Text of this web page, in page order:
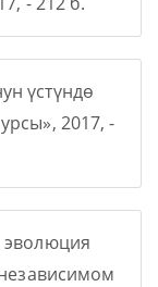
үстүндө
2017, -